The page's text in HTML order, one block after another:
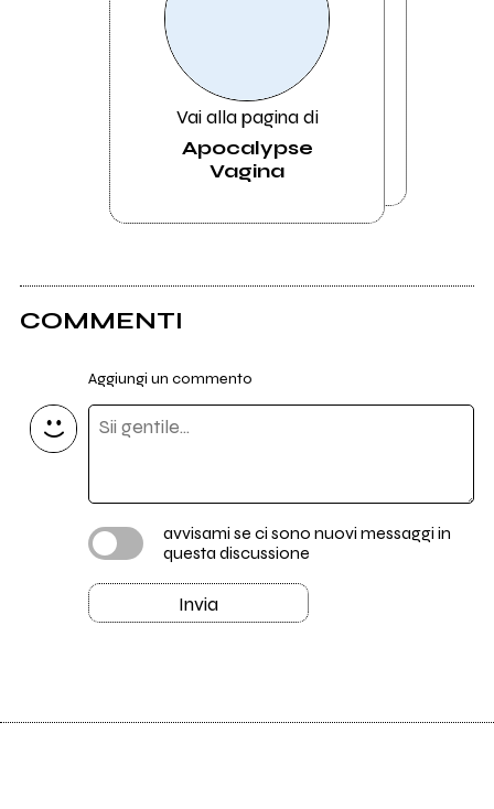
Vai alla pagina di
Apocalypse
Vagina
COMMENTI
Aggiungi un commento
avvisami se ci sono nuovi messaggi in
questa discussione
Invia